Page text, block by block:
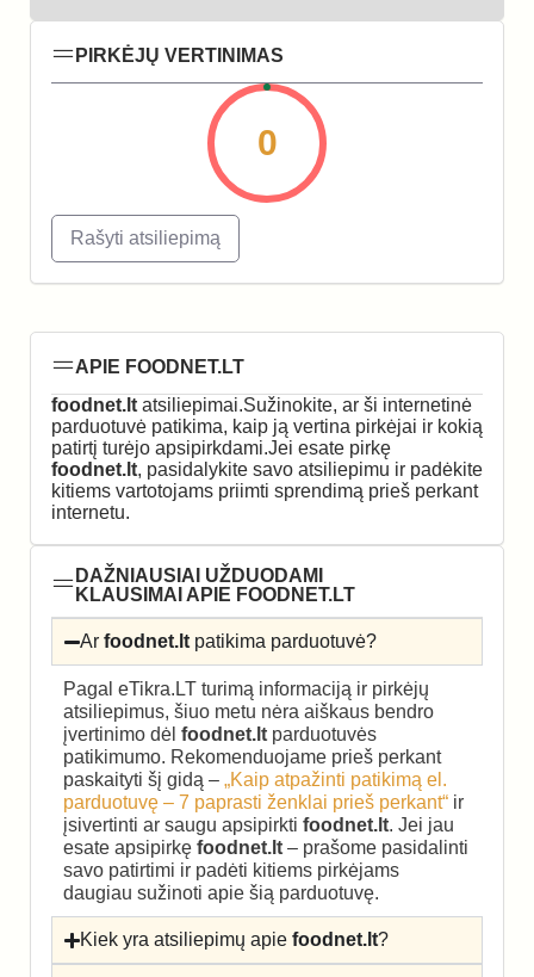
PIRKĖJŲ VERTINIMAS
0
Rašyti atsiliepimą
APIE FOODNET.LT
foodnet.lt atsiliepimai.Sužinokite, ar ši internetinė
parduotuvė patikima, kaip ją vertina pirkėjai ir kokią
patirtį turėjo apsipirkdami.Jei esate pirkę
foodnet.lt, pasidalykite savo atsiliepimu ir padėkite
kitiems vartotojams priimti sprendimą prieš perkant
internetu.
DAŽNIAUSIAI UŽDUODAMI
KLAUSIMAI APIE FOODNET.LT
Arfoodnet.lt patikima parduotuvė?
Pagal eTikra.LT turimą informaciją ir pirkėjų
atsiliepimus, šiuo metu nėra aiškaus bendro
įvertinimo dėl foodnet.lt parduotuvės
patikimumo. Rekomenduojame prieš perkant
paskaityti šį gidą – „Kaip atpažinti patikimą el.
parduotuvę – 7 paprasti ženklai prieš perkant“ ir
įsivertinti ar saugu apsipirkti foodnet.lt. Jei jau
esate apsipirkę foodnet.lt – prašome pasidalinti
savo patirtimi ir padėti kitiems pirkėjams
daugiau sužinoti apie šią parduotuvę.
Kiek yra atsiliepimų apiefoodnet.lt?